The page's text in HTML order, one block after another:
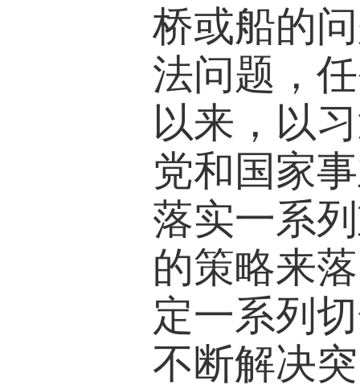
桥或船的
法问题，
以来，以
党和国家
落实一系
的策略来
定一系列
不断解决